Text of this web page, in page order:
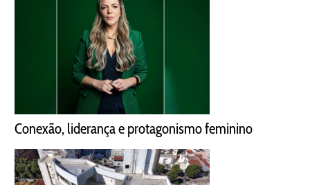
Conexão, liderança e protagonismo feminino